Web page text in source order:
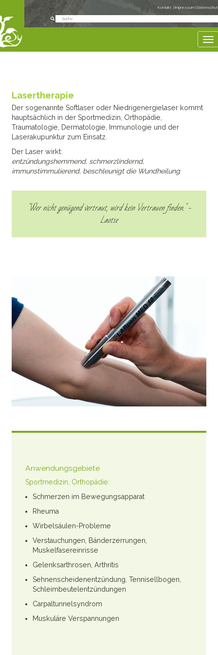
Kontakt |Impressum |
Lasertherapie
Der sogenannte Softlaser oder Niedrigenergielaser kommt
hauptsächlich in der Sportmedizin, Orthopädie,
Traumatologie, Dermatologie, Immunologie und der
Laserakupunktur zum Einsatz.
Der Laser wirkt:
entzündungshemmend, schmerzlindernd,
immunstimmulierend, beschleunigt die Wundheilung
"Wer nicht genügend vertraut, wird kein Vertrauen finden." -
Laotse
Anwendungsgebiete
Sportmedizin, Orthopädie:
Schmerzen im Bewegungsapparat
Rheuma
Wirbelsäulen-Probleme
Verstauchungen, Bänderzerrungen,
Muskelfasereinrisse
Gelenksarthrosen, Arthritis
Sehnenscheidenentzündung, Tennisellbogen,
Schleimbeutelentzündungen
Carpaltunnelsyndrom
Muskuläre Verspannungen